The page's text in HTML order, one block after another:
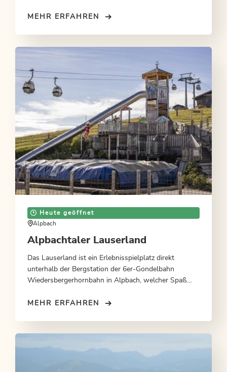
MEHR ERFAHREN
Heute geöffnet
Alpbach
Alpbachtaler Lauserland
Das Lauserland ist ein Erlebnisspielplatz direkt
unterhalb der Bergstation der 6er-Gondelbahn
Wiedersbergerhornbahn in Alpbach, welcher Spaß
MEHR ERFAHREN